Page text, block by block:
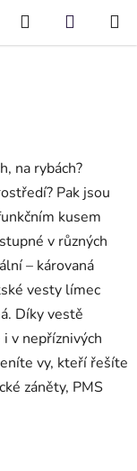
Hledat
KOŠÍK
na rybách?
Pak jsou
kusem
v různých
– károvaná
vesty límec
Díky vestě
v nepříznivých
vy, kteří řešíte
záněty, PMS